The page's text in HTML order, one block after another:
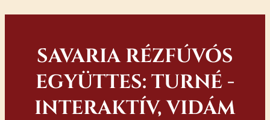
SAVARIA RÉZFÚVÓS
EGYÜTTES: TURNÉ -
INTERAKTÍV, VIDÁM